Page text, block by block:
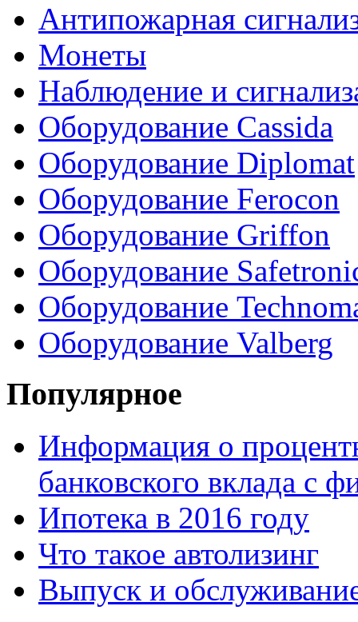
Антипожарная
Монеты
Наблюдение и
Оборудование Cassida
Оборудование Diplomat
Оборудование Ferocon
Оборудование Griffon
Оборудование
Оборудование
Оборудование Valberg
Популярное
Информация о
банковского вклада с
Ипотека в 2016 году
Что такое автолизинг
Выпуск и